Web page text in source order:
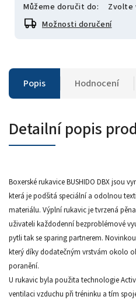
Můžeme doručit do:
Zvolte
Možnosti doručení
Popis Hodnocení
Detailní popis
Boxerské rukavice BUSHIDO DBX jsou
která je podšitá speciální a odolnou
materiálu. Výplní rukavic je tvrzená
uživateli každodenní bezproblémové
pytli tak se sparing partnerem.
který díky dodatečným vrstvám okolo
poranění.
U rukavic byla použita technologie
ventilaci vzduchu při tréninku a tím